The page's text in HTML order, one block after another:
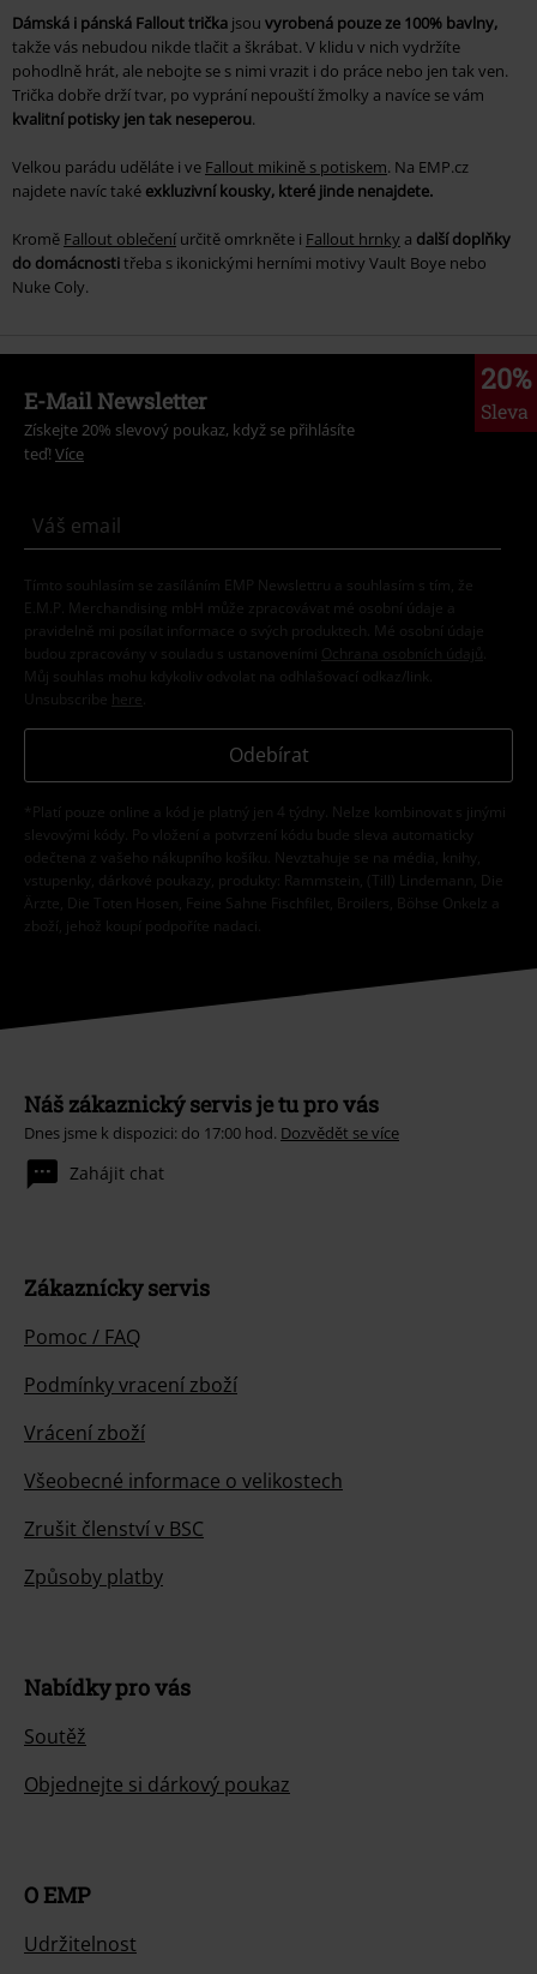
Dámská i pánská Fallout trička jsou vyrobená pouze ze 100% bavlny,
takže vás nebudou nikde tlačit a škrábat. V klidu v nich vydržíte
pohodlně hrát, ale nebojte se s nimi vrazit i do práce nebo jen tak ven.
Trička dobře drží tvar, po vyprání nepouští žmolky a navíce se vám
kvalitní potisky jen tak neseperou.
Velkou parádu uděláte i ve Fallout mikině s potiskem. Na EMP.cz
najdete navíc také exkluzivní kousky, které jinde nenajdete.
Kromě Fallout oblečení určitě omrkněte i Fallout hrnky a další doplňky
do domácnostitřeba s ikonickými herními motivy Vault Boye nebo
Nuke Coly.
20%
Sleva
E-Mail Newsletter
Získejte 20% slevový poukaz, když se přihlásíte
teď! Více
Tímto souhlasím se zasíláním EMP Newslettru a souhlasím s tím, že
E.M.P. Merchandising mbH může zpracovávat mé osobní údaje a
pravidelně mi posílat informace o svých produktech. Mé osobní údaje
budou zpracovány v souladu s ustanoveními
Ochrana osobních údajů
Můj souhlas mohu kdykoliv odvolat na odhlašovací odkaz/link.
Unsubscribe here
Odebírat
*Platí pouze online a kód je platný jen 4 týdny. Nelze kombinovat s jinými
slevovými kódy. Po vložení a potvrzení kódu bude sleva automaticky
odečtena z vašeho nákupního košíku. Nevztahuje se na média, knihy,
vstupenky, dárkové poukazy, produkty: Rammstein, (Till) Lindemann, Die
Ärzte, Die Toten Hosen, Feine Sahne Fischfilet, Broilers, Böhse Onkelz a
zboží, jehož koupí podpoříte nadaci.
Náš zákaznický servis je tu pro vás
Dnes jsme k dispozici: do 17:00 hod. Dozvědět se více
Zahájit chat
Zákaznícky servis
Pomoc / FAQ
Podmínky vracení zboží
Vrácení zboží
Všeobecné informace o velikostech
Zrušit členství v BSC
Způsoby platby
Nabídky pro vás
Soutěž
Objednejte si dárkový poukaz
O EMP
Udržitelnost